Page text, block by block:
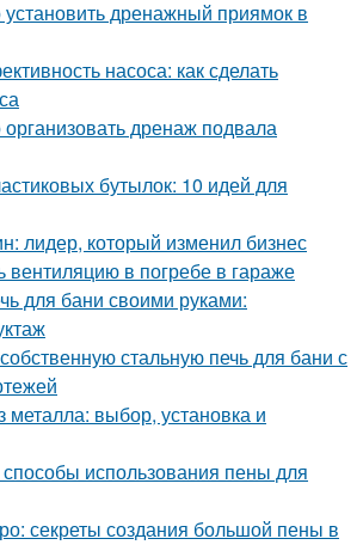
установить дренажный приямок в
насоса: как сделать
дренаж подвала
бутылок: 10 идей для
лидер, который изменил бизнес
вентиляцию в погребе в гараже
для бани своими руками:
стальную печь для бани с
металла: выбор, установка и
использования пены для
секреты создания большой пены в